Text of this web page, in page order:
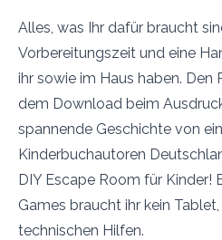
Alles, was Ihr dafür braucht
Vorbereitungszeit und eine
ihr sowie im Haus haben.
dem Download beim
spannende Geschichte von
Kinderbuchautoren
DIY Escape Room für Kinder!
Games braucht ihr kein
technischen Hilfen.